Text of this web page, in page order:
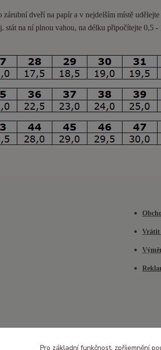
zárubní dveří na papír a v nejdelším místě
stát na ní plnou vahou, na délku připočítejte 0,5 -
Vrátit
Pro základní funkčnost, zpříjemnění